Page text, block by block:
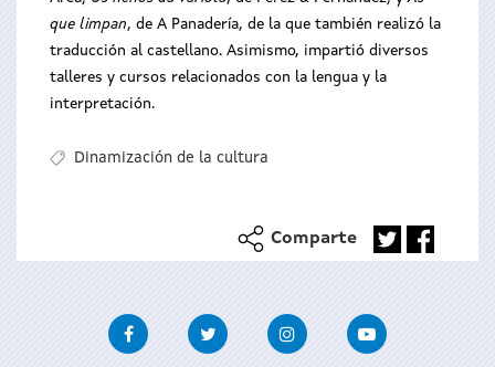
que limpan, de A Panadería, de la que también realizó la
traducción al castellano. Asimismo, impartió diversos
talleres y cursos relacionados con la lengua y la
interpretación.
Dinamización de la cultura
Comparte
FacebookTwitter InstagramYoutube